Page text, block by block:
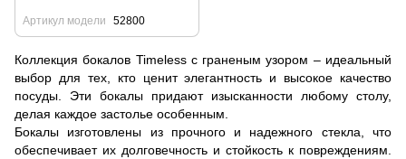
Артикул модели 52800
Коллекция бокалов Timeless с граненым узором – идеальный
выбор для тех, кто ценит элегантность и высокое качество
посуды. Эти бокалы придают изысканности любому столу,
делая каждое застолье особенным.
Бокалы изготовлены из прочного и надежного стекла, что
обеспечивает их долговечность и стойкость к повреждениям.